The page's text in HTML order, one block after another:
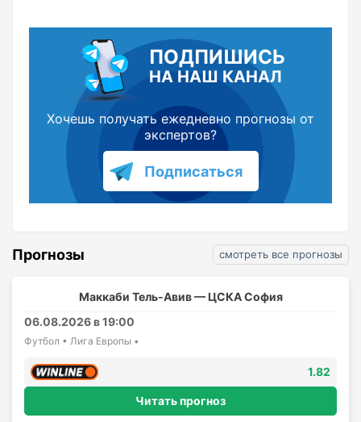
ПОДПИШИСЬ
НА НАШ КАНАЛ
Хочешь получать ежедневно прогнозы от
экспертов?
Подписаться
Прогнозы смотреть все прогнозы
Маккаби Тель-Авив — ЦСКА София
06.08.2026 в 19:00
Футбол • Лига Европы •
1.82
Читать прогноз